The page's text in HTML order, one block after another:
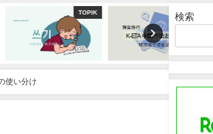
韓国旅行
使い分け
検索